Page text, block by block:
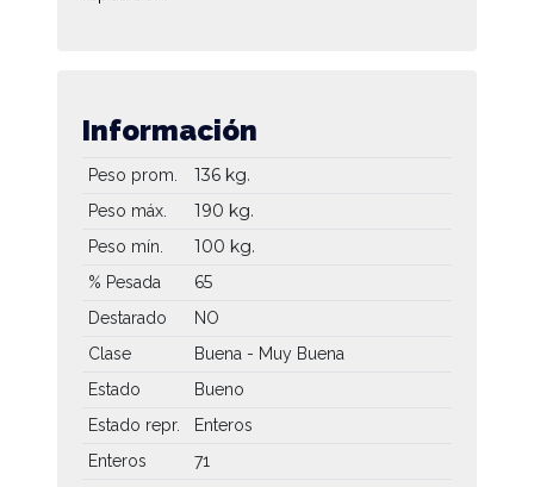
Información
Peso prom. 136 kg.
Peso máx. 190 kg.
Peso mín. 100 kg.
% Pesada 65
Destarado
NO
Clase
Buena - Muy Buena
Estado
Bueno
Estado repr.
Enteros
Enteros
71